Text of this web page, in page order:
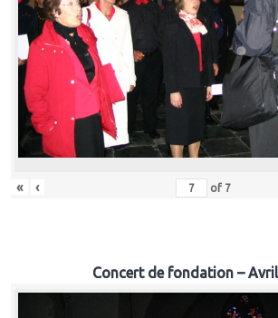
« ‹ of 7
Concert de fondation –